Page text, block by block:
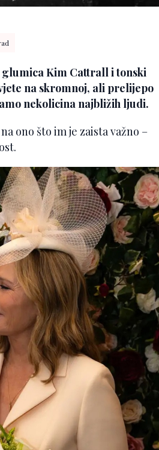
Kim Cattrall i tonski
na skromnoj, ali prelijepo
nekolicina najbližih ljudi.
ono što im je zaista važno –